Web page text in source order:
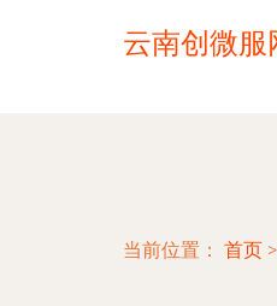
云南创微服
当前位置： 首页 >